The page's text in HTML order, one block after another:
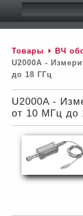
Товары ВЧ
U2000A -
до 18 ГГц
U2000A -
от 10 МГц до